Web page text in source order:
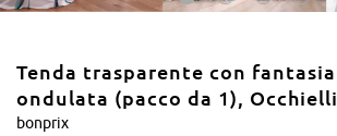
Tenda trasparente con fantasia
ondulata (pacco da 1), Occhielli
bonprix